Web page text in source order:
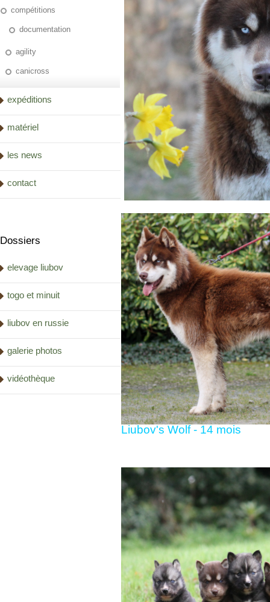
compétitions
documentation
agility
canicross
expéditions
matériel
les news
contact
Dossiers
elevage liubov
togo et minuit
liubov en russie
galerie photos
vidéothèque
Liubov's Wolf - 14 mois